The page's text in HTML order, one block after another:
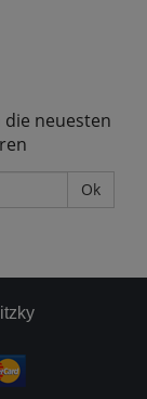
die neuesten